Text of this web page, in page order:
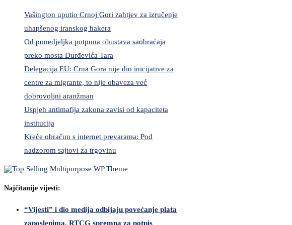
Vašington uputio Crnoj Gori zahtjev za izručenje
uhapšenog iranskog hakera
Od ponedjeljka potpuna obustava saobraćaja
preko mosta Đurđevića Tara
Delegacija EU: Crna Gora nije dio inicijative za
centre za migrante, to nije obaveza već
dobrovoljni aranžman
Uspjeh antimafija zakona zavisi od kapaciteta
institucija
Kreće obračun s internet prevarama: Pod
nadzorom sajtovi za trgovinu
Najčitanije vijesti:
“Vijesti” i dio medija odbijaju povećanje plata
zaposlenima, RTCG spremna za potpis